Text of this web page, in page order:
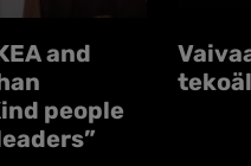
and
people